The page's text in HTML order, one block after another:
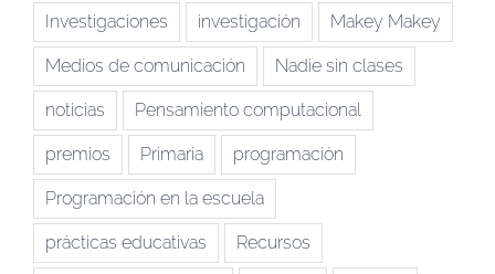
Investigaciones investigación Makey Makey
Medios de comunicación Nadie sin clases
noticias Pensamiento computacional
premios Primaria programación
Programación en la escuela
prácticas educativas Recursos